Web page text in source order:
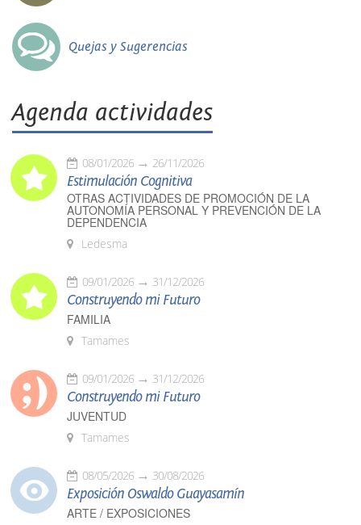
Quejas y Sugerencias
Agenda actividades
08/01/2026 26/11/2026
Estimulación Cognitiva
OTRAS ACTIVIDADES DE PROMOCIÓN DE LA
AUTONOMÍA PERSONAL Y PREVENCIÓN DE LA
DEPENDENCIA
Ledesma
09/01/2026 31/12/2026
Construyendo mi Futuro
FAMILIA
Tamames
09/01/2026 31/12/2026
Construyendo mi Futuro
JUVENTUD
Tamames
08/05/2026 30/08/2026
Exposición Oswaldo Guayasamín
ARTE / EXPOSICIONES